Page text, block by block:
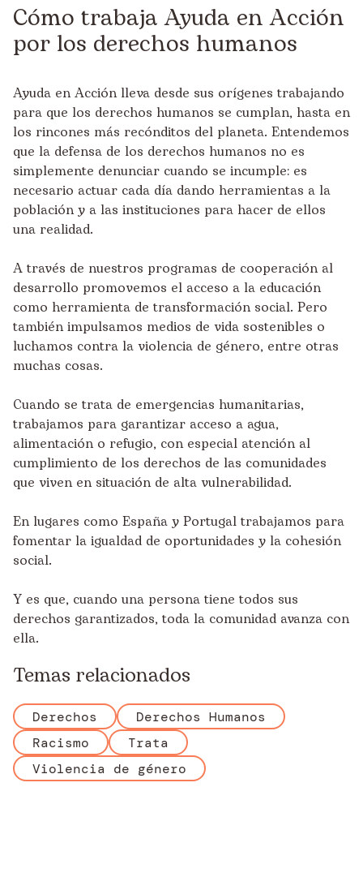
Cómo trabaja Ayuda en Acción
por los derechos humanos
Ayuda en Acción lleva desde sus orígenes trabajando
para que los derechos humanos se cumplan, hasta en
los rincones más recónditos del planeta. Entendemos
que la defensa de los derechos humanos no es
simplemente denunciar cuando se incumple: es
necesario actuar cada día dando herramientas a la
población y a las instituciones para hacer de ellos
una realidad.
A través de nuestros programas de cooperación al
desarrollo promovemos el acceso a la educación
como herramienta de transformación social. Pero
también impulsamos medios de vida sostenibles o
luchamos contra la violencia de género, entre otras
muchas cosas.
Cuando se trata de emergencias humanitarias,
trabajamos para garantizar acceso a agua,
alimentación o refugio, con especial atención al
cumplimiento de los derechos de las comunidades
que viven en situación de alta vulnerabilidad.
En lugares como España y Portugal trabajamos para
fomentar la igualdad de oportunidades y la cohesión
social.
Y es que, cuando una persona tiene todos sus
derechos garantizados, toda la comunidad avanza con
ella.
Temas relacionados
Derechos
Derechos Humanos
Racismo
Trata
Violencia de género